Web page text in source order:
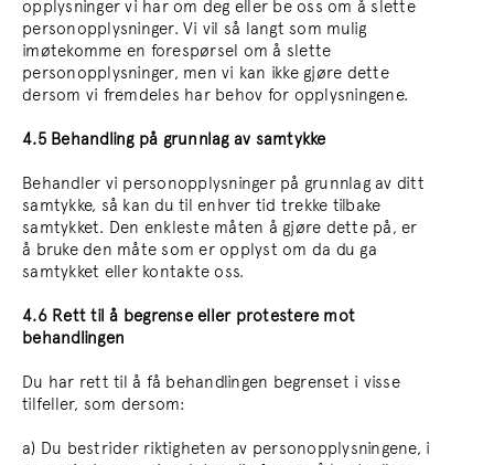
opplysninger vi har om deg eller be oss om å slette
personopplysninger. Vi vil så langt som mulig
imøtekomme en forespørsel om å slette
personopplysninger, men vi kan ikke gjøre dette
dersom vi fremdeles har behov for opplysningene.
4.5 Behandling på grunnlag av samtykke
Behandler vi personopplysninger på grunnlag av ditt
samtykke, så kan du til enhver tid trekke tilbake
samtykket. Den enkleste måten å gjøre dette på, er
å bruke den måte som er opplyst om da du ga
samtykket eller kontakte oss.
4.6 Rett til å begrense eller protestere mot
behandlingen
Du har rett til å få behandlingen begrenset i visse
tilfeller, som dersom:
a) Du bestrider riktigheten av personopplysningene, i